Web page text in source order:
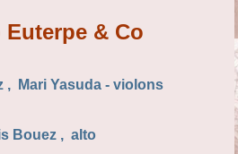
Euterpe & Co
, Mari Yasuda - violons
Bouez , alto